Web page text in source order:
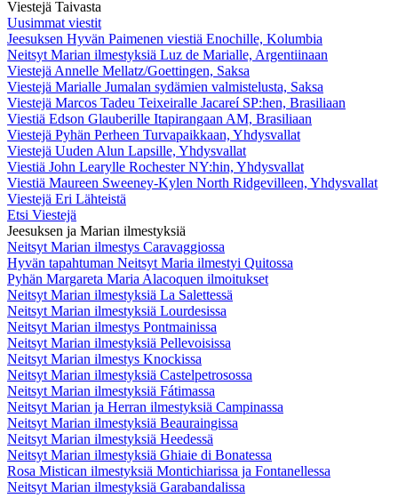
Viestejä Taivasta
Uusimmat viestit
Jeesuksen Hyvän Paimenen viestiä Enochille, Kolumbia
Neitsyt Marian ilmestyksiä Luz de Marialle, Argentiinaan
Viestejä Annelle Mellatz/Goettingen, Saksa
Viestejä Marialle Jumalan sydämien valmistelusta, Saksa
Viestejä Marcos Tadeu Teixeiralle Jacareí SP:hen, Brasiliaan
Viestiä Edson Glauberille Itapirangaan AM, Brasiliaan
Viestejä Pyhän Perheen Turvapaikkaan, Yhdysvallat
Viestejä Uuden Alun Lapsille, Yhdysvallat
Viestiä John Learylle Rochester NY:hin, Yhdysvallat
Viestiä Maureen Sweeney-Kylen North Ridgevilleen, Yhdysvallat
Viestejä Eri Lähteistä
Etsi Viestejä
Jeesuksen ja Marian ilmestyksiä
Neitsyt Marian ilmestys Caravaggiossa
Hyvän tapahtuman Neitsyt Maria ilmestyi Quitossa
Pyhän Margareta Maria Alacoquen ilmoitukset
Neitsyt Marian ilmestyksiä La Salettessä
Neitsyt Marian ilmestyksiä Lourdesissa
Neitsyt Marian ilmestys Pontmainissa
Neitsyt Marian ilmestyksiä Pellevoisissa
Neitsyt Marian ilmestys Knockissa
Neitsyt Marian ilmestyksiä Castelpetrosossa
Neitsyt Marian ilmestyksiä Fátimassa
Neitsyt Marian ja Herran ilmestyksiä Campinassa
Neitsyt Marian ilmestyksiä Beauraingissa
Neitsyt Marian ilmestyksiä Heedessä
Neitsyt Marian ilmestyksiä Ghiaie di Bonatessa
Rosa Mistican ilmestyksiä Montichiarissa ja Fontanellessa
Neitsyt Marian ilmestyksiä Garabandalissa